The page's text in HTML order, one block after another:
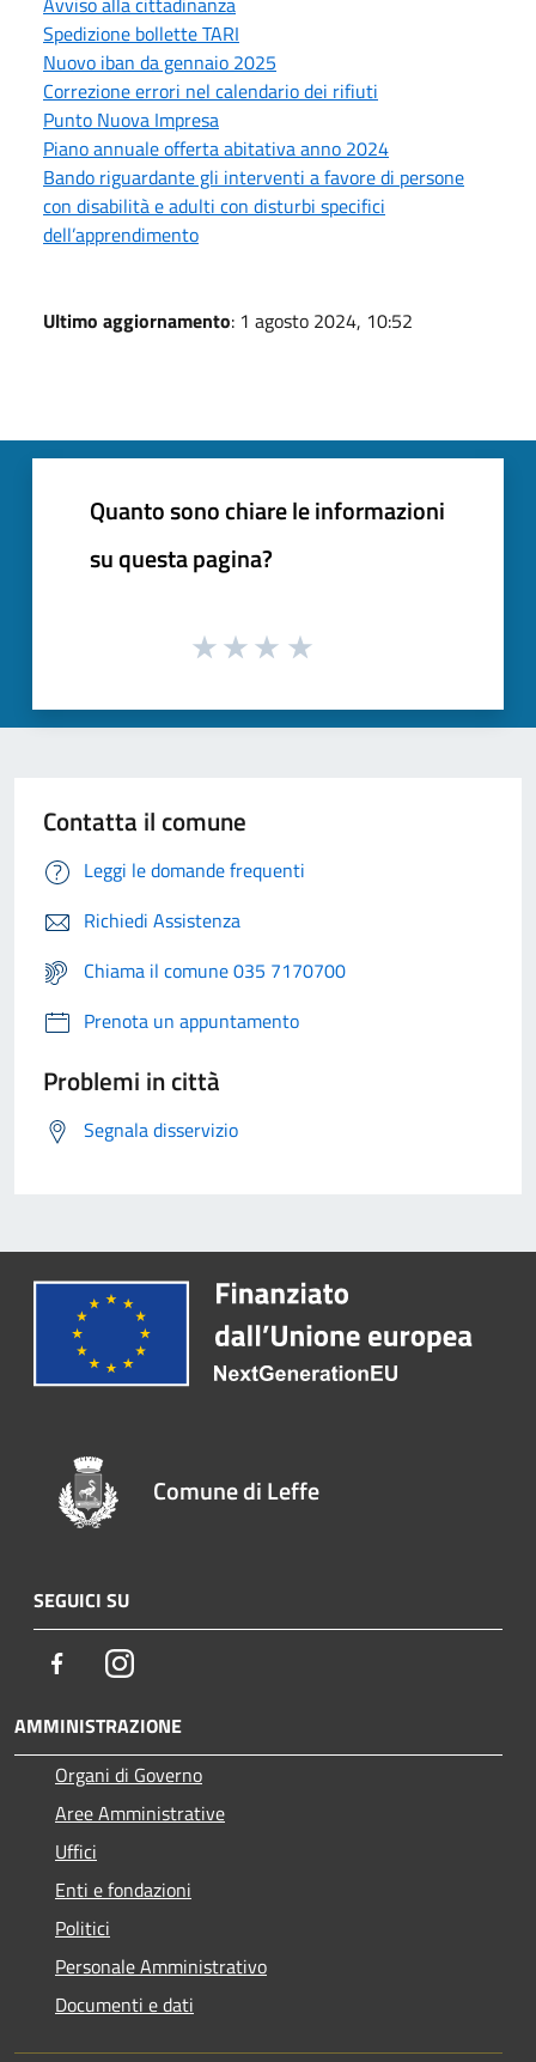
Spedizione bollette TARI
Nuovo iban da gennaio 2025
Correzione errori nel calendario dei rifiuti
Punto Nuova Impresa
Piano annuale offerta abitativa anno 2024
Bando riguardante gli interventi a favore di persone
con disabilità e adulti con disturbi specifici
dell’apprendimento
Ultimo aggiornamento: 1 agosto 2024, 10:52
Quanto sono chiare le informazioni
su questa pagina?
Contatta il comune
Leggi le domande frequenti
Richiedi Assistenza
Chiama il comune 035 7170700
Prenota un appuntamento
Problemi in città
Segnala disservizio
Comune di Leffe
SEGUICI SU
FacebookInstagram
AMMINISTRAZIONE
Organi di Governo
Aree Amministrative
Uffici
Enti e fondazioni
Politici
Personale Amministrativo
Documenti e dati